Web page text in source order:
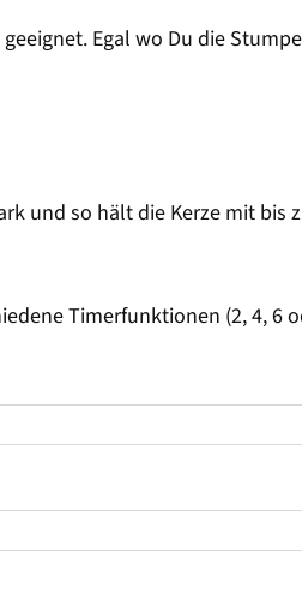
Egal wo Du die
und so hält die Kerze mit bis
Timerfunktionen (2, 4, 6